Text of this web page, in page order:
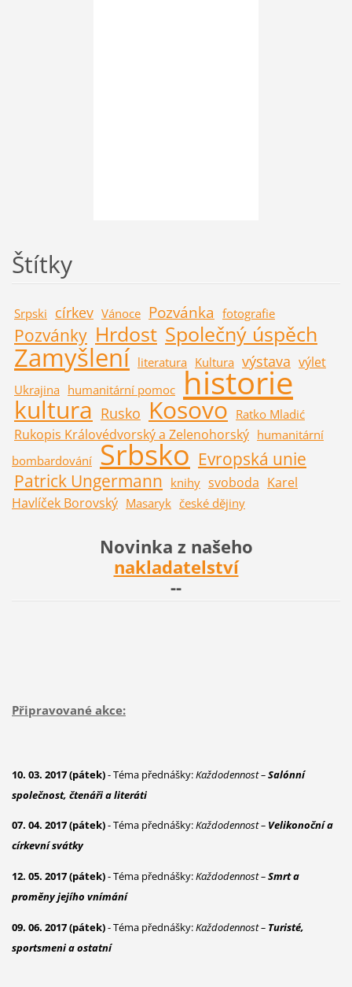
Štítky
Srpski církev Vánoce Pozvánka fotografie
Pozvánky Hrdost Společný úspěch
Zamyšlení literatura Kultura výstava výlet
Ukrajina humanitární pomoc historie
kultura Rusko Kosovo Ratko Mladić
Rukopis Královédvorský a Zelenohorský humanitární
bombardování Srbsko Evropská unie
Patrick Ungermann knihy svoboda Karel
Havlíček Borovský Masaryk české dějiny
Novinka z našeho
nakladatelství
--
Připravované akce:
10. 03. 2017 (pátek)- Téma přednášky:Každodennost –Salónní
společnost, čtenáři a literáti
07. 04. 2017 (pátek)- Téma přednášky:Každodennost – Velikonoční a
církevní svátky
12. 05. 2017 (pátek)- Téma přednášky:Každodennost –Smrt a
proměny jejího vnímání
09. 06. 2017 (pátek)- Téma přednášky:Každodennost – Turisté,
sportsmeni a ostatní